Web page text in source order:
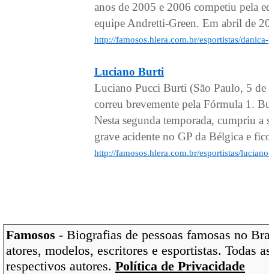
anos de 2005 e 2006 competiu pela
equipe Andretti-Green. Em abril de
http://famosos.hlera.com.br/esportistas/
Luciano Burti
Luciano Pucci Burti (São Paulo, 5
correu brevemente pela Fórmula 1.
Nesta segunda temporada, cumpriu
grave acidente no GP da Bélgica e
http://famosos.hlera.com.br/esportistas/
Famosos - Biografias de pessoas famosas no
atores, modelos, escritores e esportistas. Todas
respectivos autores. Política de Privacidade